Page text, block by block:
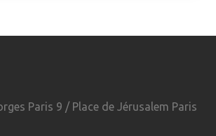
Paris 9 / Place de Jérusalem Paris